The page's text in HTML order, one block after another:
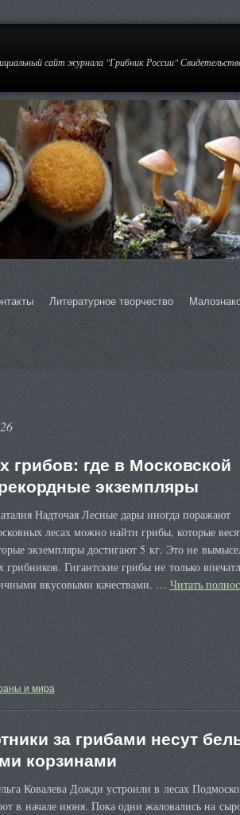
сайт журнала "Грибник России"
Литературное творчество
грибов: где в Московской
экземпляры
Надточая Лесные дары иногда поражают
лесах можно найти грибы, которые
экземпляры достигают 5 кг. Это не
Гигантские грибы не только
вкусовыми качествами. … Читать
и мира
за грибами несут
корзинами
Ковалева Дожди устроили в лесах
в начале июня. Пока одни жаловались на